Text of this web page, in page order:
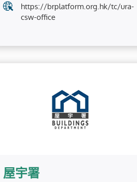
https://brplatform.org.hk/tc/ura-
csw-office
屋宇署